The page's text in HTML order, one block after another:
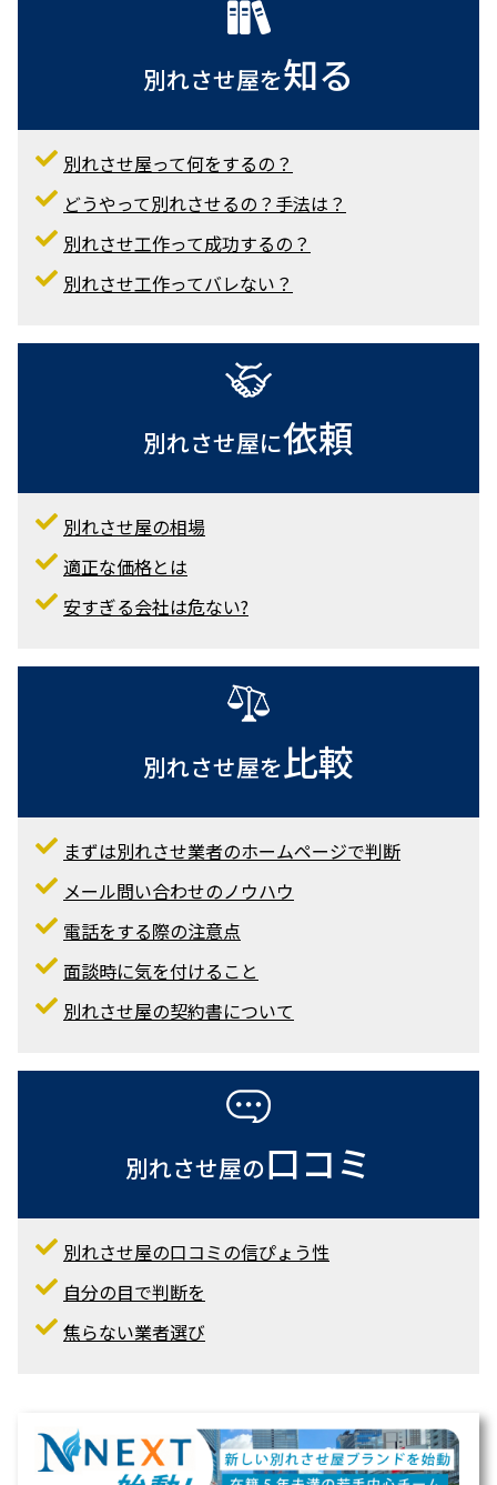
別れさせ屋を知る
別れさせ屋って何をするの？
どうやって別れさせるの？手法は？
別れさせ工作って成功するの？
別れさせ工作ってバレない？
別れさせ屋に依頼
別れさせ屋の相場
適正な価格とは
安すぎる会社は危ない?
別れさせ屋を比較
まずは別れさせ業者のホームページで判断
メール問い合わせのノウハウ
電話をする際の注意点
面談時に気を付けること
別れさせ屋の契約書について
別れさせ屋の口コミ
別れさせ屋の口コミの信ぴょう性
自分の目で判断を
焦らない業者選び